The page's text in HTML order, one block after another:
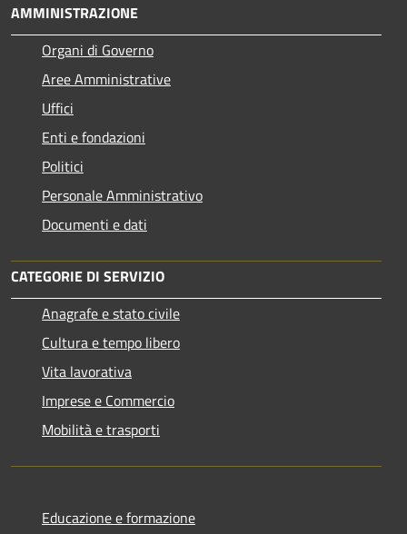
AMMINISTRAZIONE
Organi di Governo
Aree Amministrative
Uffici
Enti e fondazioni
Politici
Personale Amministrativo
Documenti e dati
CATEGORIE DI SERVIZIO
Anagrafe e stato civile
Cultura e tempo libero
Vita lavorativa
Imprese e Commercio
Mobilità e trasporti
Educazione e formazione